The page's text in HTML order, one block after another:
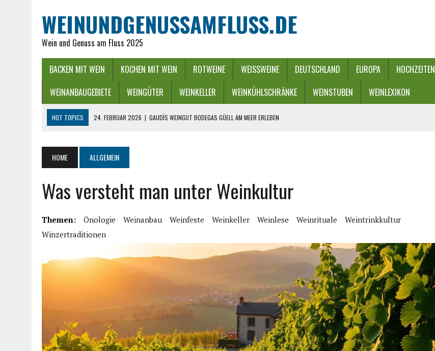
WEINUNDGENUSSAMFLUSS.DE
Wein und Genuss am Fluss 2025
BACKEN MIT WEIN KOCHEN MIT WEIN ROTWEINE WEISSWEINE DEUTSCHLAND EUROPA HOCHZEITEN
WEINANBAUGEBIETE
WEINGÜTER WEINKELLER WEINKÜHLSCHRÄNKE WEINSTUBEN WEINLEXIKON
HOT TOPICS 24. FEBRUAR 2026 | GAUDÍS WEINGUT BODEGAS GÜELL AM MEER ERLEBEN
25. SEPTEMBER 2025 | POWER BEI DER WEINLESE EINFACH ZWISCHENDURCH EINEN ENERGIE-RIEGEL
26. APRIL 2026
HYGIENISCHE PUMPEN IN DER LEBENSMITTELBRANCHE
HOME ALLGEMEIN
Was versteht man unter Weinkultur
Themen: Önologie Weinanbau Weinfeste Weinkeller Weinlese Weinrituale
Weintrinkkultur
Winzertraditionen